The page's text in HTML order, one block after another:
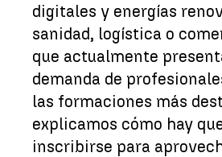
digitales y energías
sanidad, logística o
que actualmente
demanda de
las formaciones más
explicamos cómo hay
inscribirse para